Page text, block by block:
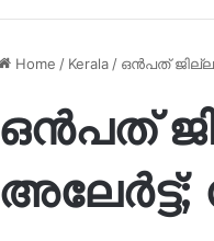
Home / Kerala / ഒൻപത്
ഒൻപത്